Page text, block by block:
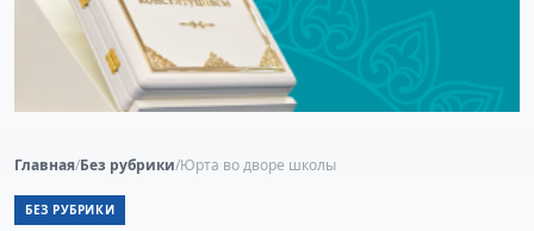
Главная/Без рубрики/Юрта во дворе школы
БЕЗ РУБРИКИ